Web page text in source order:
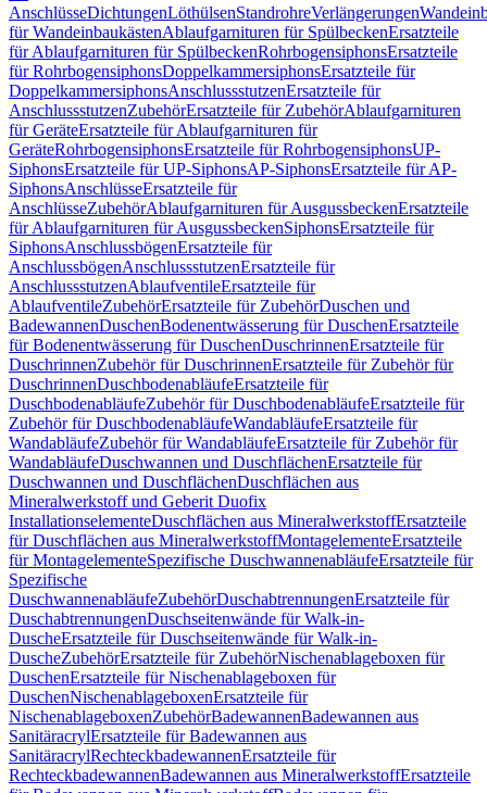
AnschlüsseDichtungenLöthülsenStandrohreVerlängerungen
für WandeinbaukästenAblaufgarnituren für SpülbeckenErsatzteile
für Ablaufgarnituren für SpülbeckenRohrbogensiphonsErsatzteile
für RohrbogensiphonsDoppelkammersiphonsErsatzteile für
DoppelkammersiphonsAnschlussstutzenErsatzteile für
AnschlussstutzenZubehörErsatzteile für ZubehörAblaufgarnituren
für GeräteErsatzteile für Ablaufgarnituren für
GeräteRohrbogensiphonsErsatzteile für RohrbogensiphonsUP-
SiphonsErsatzteile für UP-SiphonsAP-SiphonsErsatzteile für AP-
SiphonsAnschlüsseErsatzteile für
AnschlüsseZubehörAblaufgarnituren für AusgussbeckenErsatzteile
für Ablaufgarnituren für AusgussbeckenSiphonsErsatzteile für
SiphonsAnschlussbögenErsatzteile für
AnschlussbögenAnschlussstutzenErsatzteile für
AnschlussstutzenAblaufventileErsatzteile für
AblaufventileZubehörErsatzteile für ZubehörDuschen und
BadewannenDuschenBodenentwässerung für DuschenErsatzteile
für Bodenentwässerung für DuschenDuschrinnenErsatzteile für
DuschrinnenZubehör für DuschrinnenErsatzteile für Zubehör für
DuschrinnenDuschbodenabläufeErsatzteile für
DuschbodenabläufeZubehör für DuschbodenabläufeErsatzteile für
Zubehör für DuschbodenabläufeWandabläufeErsatzteile für
WandabläufeZubehör für WandabläufeErsatzteile für Zubehör für
WandabläufeDuschwannen und DuschflächenErsatzteile für
Duschwannen und DuschflächenDuschflächen aus
Mineralwerkstoff und Geberit Duofix
InstallationselementeDuschflächen aus MineralwerkstoffErsatzteile
für Duschflächen aus MineralwerkstoffMontagelementeErsatzteile
für MontagelementeSpezifische DuschwannenabläufeErsatzteile für
Spezifische
DuschwannenabläufeZubehörDuschabtrennungenErsatzteile für
DuschabtrennungenDuschseitenwände für Walk-in-
DuscheErsatzteile für Duschseitenwände für Walk-in-
DuscheZubehörErsatzteile für ZubehörNischenablageboxen für
DuschenErsatzteile für Nischenablageboxen für
DuschenNischenablageboxenErsatzteile für
NischenablageboxenZubehörBadewannenBadewannen aus
SanitäracrylErsatzteile für Badewannen aus
SanitäracrylRechteckbadewannenErsatzteile für
RechteckbadewannenBadewannen aus MineralwerkstoffErsatzteile